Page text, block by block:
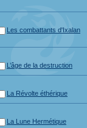
Les combattants d'Ixalan
L’âge de la destruction
La Révolte éthérique
La Lune Hermétique